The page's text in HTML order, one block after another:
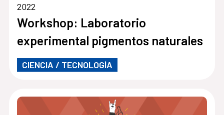
2022
Workshop: Laboratorio
experimental pigmentos naturales
CIENCIA / TECNOLOGÍA